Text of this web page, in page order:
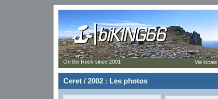
Ceret / 2002 : Les photos
On the Rock since 2001 Vie